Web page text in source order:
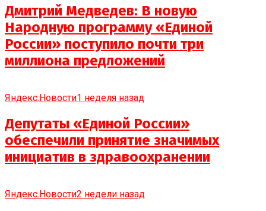
Дмитрий Медведев: В новую
Народную программу «Единой
России» поступило почти три
миллиона предложений
Яндекс.Новости1 неделя назад
Депутаты «Единой России»
обеспечили принятие значимых
инициатив в здравоохранении
Яндекс.Новости2 недели назад